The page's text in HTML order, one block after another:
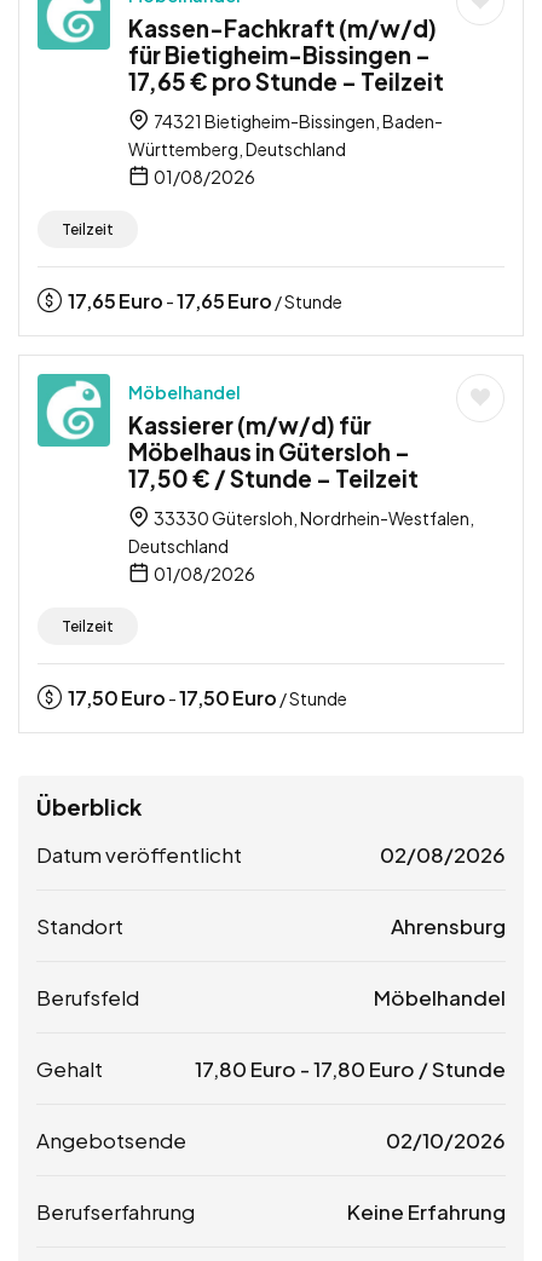
Kassen-Fachkraft (m/w/d)
für Bietigheim-Bissingen –
17,65 € pro Stunde – Teilzeit
74321 Bietigheim-Bissingen, Baden-
Württemberg, Deutschland
01/08/2026
Teilzeit
17,65Euro -17,65Euro / Stunde
Möbelhandel
Kassierer (m/w/d) für
Möbelhaus in Gütersloh –
17,50 € / Stunde – Teilzeit
33330 Gütersloh, Nordrhein-Westfalen,
Deutschland
01/08/2026
Teilzeit
17,50Euro -17,50Euro / Stunde
Überblick
Datum veröffentlicht 02/08/2026
Standort Ahrensburg
Berufsfeld Möbelhandel
Gehalt 17,80 Euro -17,80 Euro / Stunde
Angebotsende 02/10/2026
Berufserfahrung Keine Erfahrung